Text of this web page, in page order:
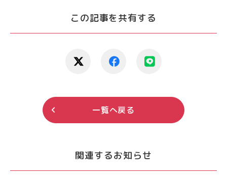
この記事を共有する
一覧へ戻る
関連するお知らせ